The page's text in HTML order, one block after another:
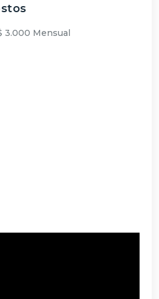
3.000 Mensual